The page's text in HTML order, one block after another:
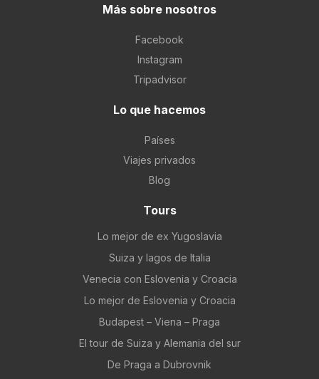
Más sobre nosotros
Facebook
Instagram
Tripadvisor
Lo que hacemos
Países
Viajes privados
Blog
Tours
Lo mejor de ex Yugoslavia
Suiza y lagos de Italia
Venecia con Eslovenia y Croacia
Lo mejor de Eslovenia y Croacia
Budapest – Viena – Praga
El tour de Suiza y Alemania del sur
De Praga a Dubrovnik